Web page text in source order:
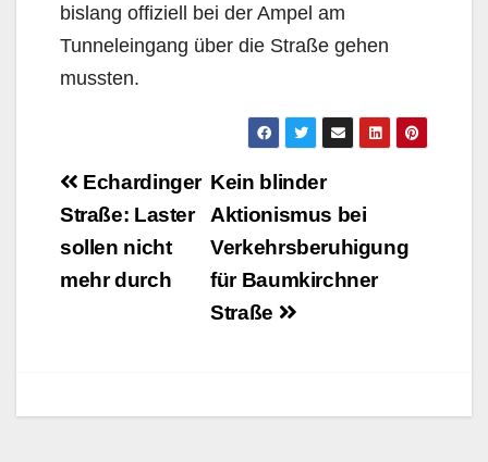
bislang offiziell bei der Ampel am
Tunneleingang über die Straße gehen
mussten.
Beitragsnavigation
Kein blinder
Aktionismus bei
Verkehrsberuhigung
für Baumkirchner
Straße
Echardinger
Straße: Laster
sollen nicht
mehr durch